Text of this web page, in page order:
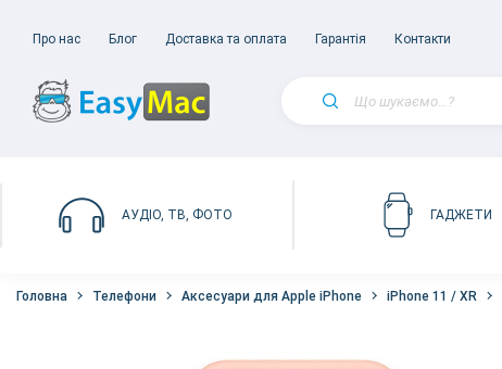
Про нас Блог Доставка та оплата Гарантія Контакти
АУДІО, ТВ, ФОТО ГАДЖЕТИ
Головна Телефони Аксесуари для Apple iPhone iPhone 11 / XR